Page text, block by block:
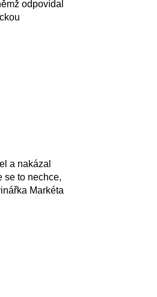
odpovídal
a nakázal
se to nechce,
Markéta